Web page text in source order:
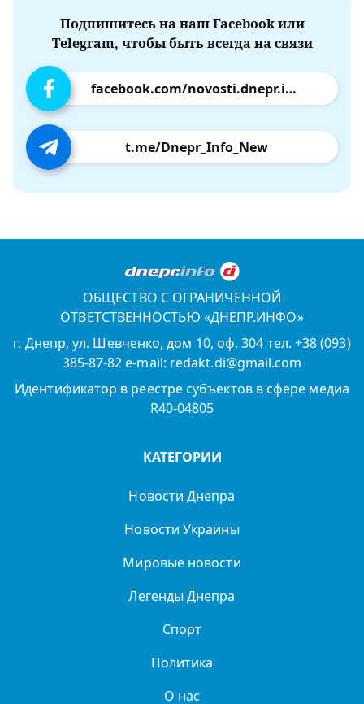
Подпишитесь на наш Facebook или
Telegram, чтобы быть всегда на связи
facebook.com/novosti.dnepr.info
t.me/Dnepr_Info_New
ОБЩЕСТВО С ОГРАНИЧЕННОЙ
ОТВЕТСТВЕННОСТЬЮ «ДНЕПР.ИНФО»
г. Днепр, ул. Шевченко, дом 10, оф. 304 тел. +38 (093)
385-87-82 e-mail: redakt.di@gmail.com
Идентификатор в реестре субъектов в сфере медиа
R40-04805
КАТЕГОРИИ
Новости Днепра
Новости Украины
Мировые новости
Легенды Днепра
Спорт
Политика
О нас